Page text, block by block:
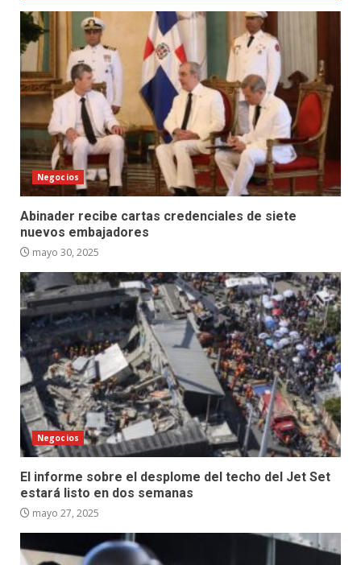
Negocios
Abinader recibe cartas credenciales de siete
nuevos embajadores
mayo 30, 2025
Negocios
El informe sobre el desplome del techo del Jet Set
estará listo en dos semanas
mayo 27, 2025